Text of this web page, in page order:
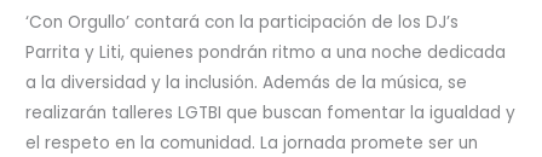
‘Con Orgullo’ contará con la participación de los DJ’s
Parrita y Liti, quienes pondrán ritmo a una noche dedicada
a la diversidad y la inclusión. Además de la música, se
realizarán talleres LGTBI que buscan fomentar la igualdad y
el respeto en la comunidad. La jornada promete ser un